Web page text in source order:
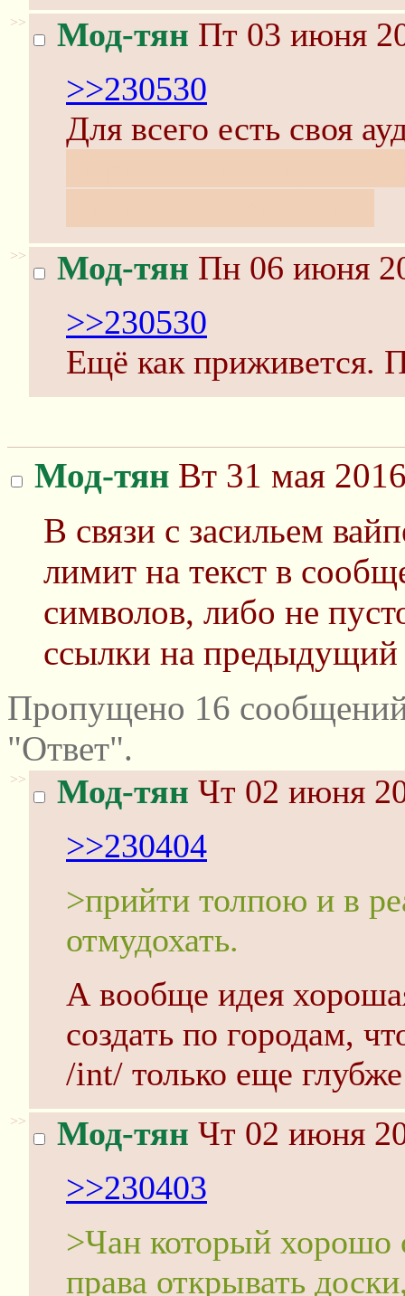
>> Мод-тян Пт 03 июня
>>230530
Для всего есть своя
>> Мод-тян Пн 06 июня
>>230530
Ещё как приживется.
Мод-тян Вт 31 мая
В связи с засильем
лимит на текст в
символов, либо не
ссылки на предыдущий
Пропущено 16
"Ответ".
>> Мод-тян Чт 02 июня
>>230404
>прийти толпою и в
отмудохать.
А вообще идея
создать по городам,
/int/ только еще
>> Мод-тян Чт 02 июня
>>230403
>Чан который хорошо
права открывать